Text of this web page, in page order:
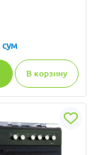
сум
В корзину